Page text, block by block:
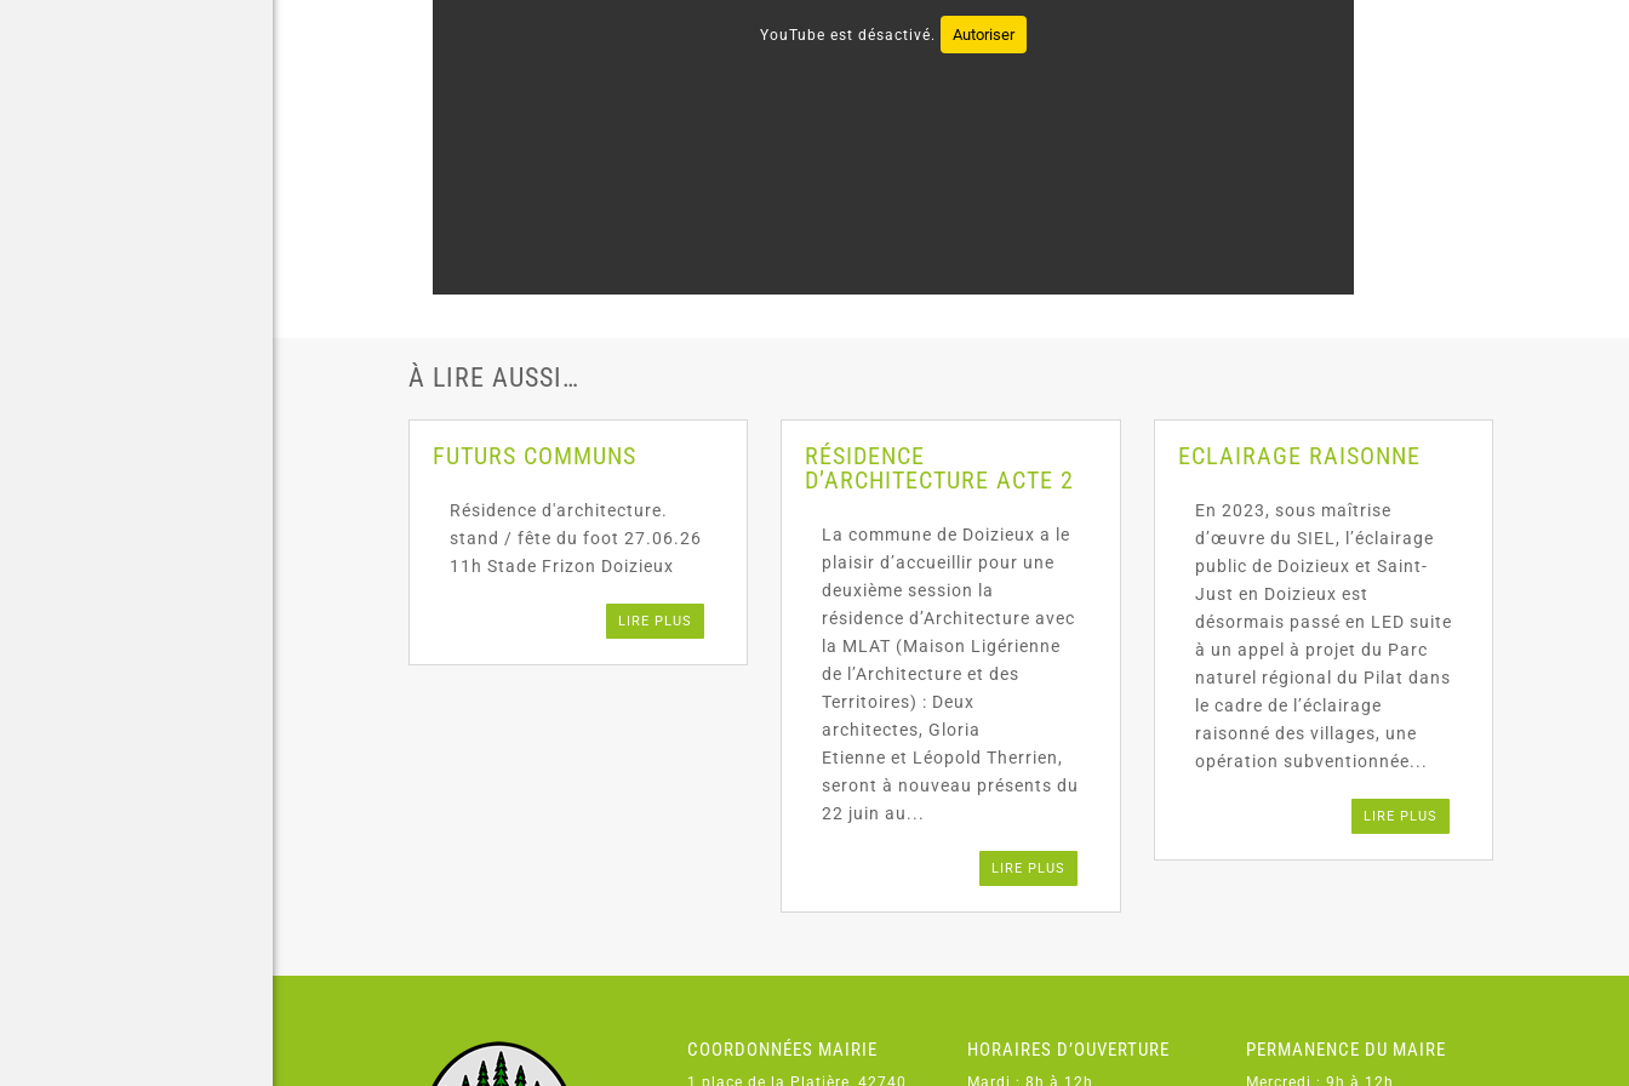
YouTube est désactivé. Autoriser
À LIRE AUSSI…
FUTURS COMMUNS
Résidence d'architecture.
stand / fête du foot 27.06.26
11h Stade Frizon Doizieux
LIRE PLUS
RÉSIDENCE
D’ARCHITECTURE ACTE 2
La commune de Doizieux a le
plaisir d’accueillir pour une
deuxième session la
résidence d’Architecture avec
la MLAT (Maison Ligérienne
de l’Architecture et des
Territoires) : Deux
architectes, Gloria
Etienne et Léopold Therrien,
seront à nouveau présents du
22 juin au...
LIRE PLUS
ECLAIRAGE RAISONNE
En 2023, sous maîtrise
d’œuvre du SIEL, l’éclairage
public de Doizieux et Saint-
Just en Doizieux est
désormais passé en LED suite
à un appel à projet du Parc
naturel régional du Pilat dans
le cadre de l’éclairage
raisonné des villages, une
opération subventionnée...
LIRE PLUS
COORDONNÉES MAIRIE
1 place de la Platière, 42740
HORAIRES D’OUVERTURE
Mardi : 8h à 12h
PERMANENCE DU MAIRE
Mercredi : 9h à 12h